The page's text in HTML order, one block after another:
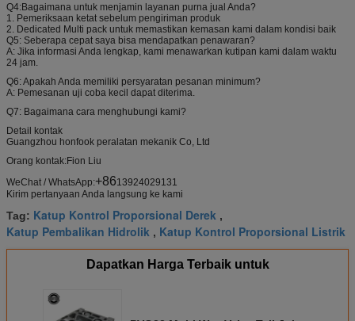
211
Kit perbaikan motor
RMC350 Marinir
RMC350
motor
212
Kit perbaikan motor
bodi Marinir 06V
Badan kapal 06V
motor
katup Marinir 06V
kapal 06V
215
Spoke Marinir 06V
216
Kit perbaikan STK15
217
Kit perbaikan STK190
218
Kit perbaikan STK400 Kit perbaikan STK400
STK400
219
Kapal A2VP180 Kapal A2VP180
Kit perbaikan
Kapal A2VP355
Q4:Bagaimana untuk menjamin layanan purna jual Anda?
1. Pemeriksaan ketat sebelum pengiriman produk
2. Dedicated Multi pack untuk memastikan kemasan kami dalam kondisi baik
Q5: Seberapa cepat saya bisa mendapatkan penawaran?
A: Jika informasi Anda lengkap, kami menawarkan kutipan kami dalam waktu
24 jam.
Q6: Apakah Anda memiliki persyaratan pesanan minimum?
A: Pemesanan uji coba kecil dapat diterima.
Q7: Bagaimana cara menghubungi kami?
Detail kontak
Guangzhou honfook peralatan mekanik Co, Ltd
Orang kontak:Fion Liu
WeChat / WhatsApp:+8613924029131
Kirim pertanyaan Anda langsung ke kami
Tag: Katup Kontrol Proporsional Derek ,
Katup Pembalikan Hidrolik , Katup Kontrol Proporsional Listrik
Dapatkan Harga Terbaik untuk